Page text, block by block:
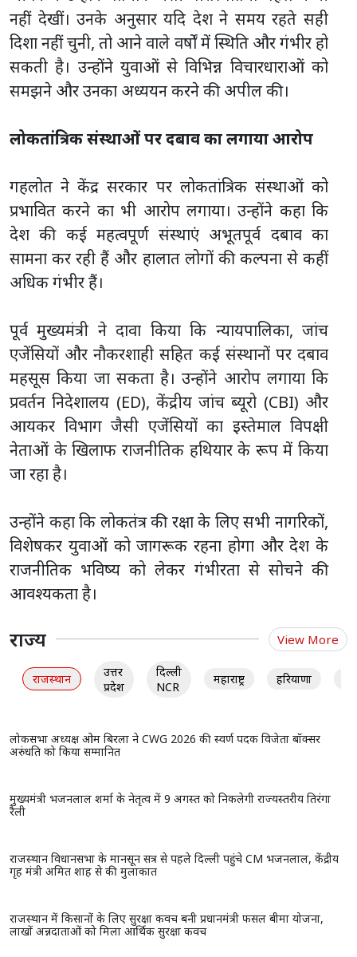
नहीं देखीं। उनके अनुसार यदि देश ने समय रहते सही
दिशा नहीं चुनी, तो आने वाले वर्षों में स्थिति और गंभीर हो
सकती है। उन्होंने युवाओं से विभिन्न विचारधाराओं को
समझने और उनका अध्ययन करने की अपील की।
लोकतांत्रिक संस्थाओं पर दबाव का लगाया आरोप
गहलोत ने केंद्र सरकार पर लोकतांत्रिक संस्थाओं को
प्रभावित करने का भी आरोप लगाया। उन्होंने कहा कि
देश की कई महत्वपूर्ण संस्थाएं अभूतपूर्व दबाव का
सामना कर रही हैं और हालात लोगों की कल्पना से कहीं
अधिक गंभीर हैं।
पूर्व मुख्यमंत्री ने दावा किया कि न्यायपालिका, जांच
एजेंसियों और नौकरशाही सहित कई संस्थानों पर दबाव
महसूस किया जा सकता है। उन्होंने आरोप लगाया कि
प्रवर्तन निदेशालय (ED), केंद्रीय जांच ब्यूरो (CBI) और
आयकर विभाग जैसी एजेंसियों का इस्तेमाल विपक्षी
नेताओं के खिलाफ राजनीतिक हथियार के रूप में किया
जा रहा है।
उन्होंने कहा कि लोकतंत्र की रक्षा के लिए सभी नागरिकों,
विशेषकर युवाओं को जागरूक रहना होगा और देश के
राजनीतिक भविष्य को लेकर गंभीरता से सोचने की
आवश्यकता है।
राज्य View More
राजस्थान
उत्तर
प्रदेश
दिल्ली
NCR
महाराष्ट्र हरियाणा
लोकसभा अध्यक्ष ओम बिरला ने CWG 2026 की स्वर्ण पदक विजेता बॉक्सर
अरुंधति को किया सम्मानित